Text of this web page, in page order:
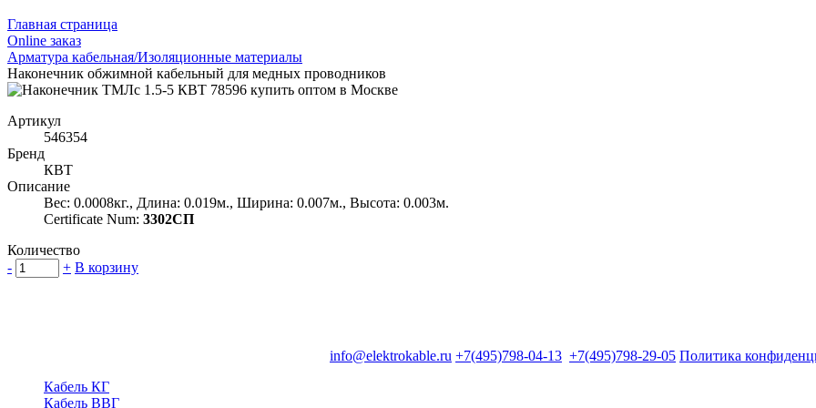
Главная страница
Оnline заказ
Арматура кабельная/Изоляционные материалы
Наконечник обжимной кабельный для медных проводников
Артикул
546354
Бренд
КВТ
Описание
Вес: 0.0008кг., Длина: 0.019м., Ширина: 0.007м., Высота: 0.003м.
Certificate Num: 3302СП
Количество
-
+ В корзину
info@elektrokable.ru +7(495)798-04-13 +7(495)798-29-05 Политика
Кабель КГ
Кабель ВВГ